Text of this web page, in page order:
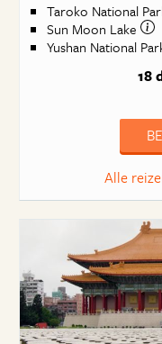
Taroko National
Sun Moon Lake
Yushan National
18
Alle